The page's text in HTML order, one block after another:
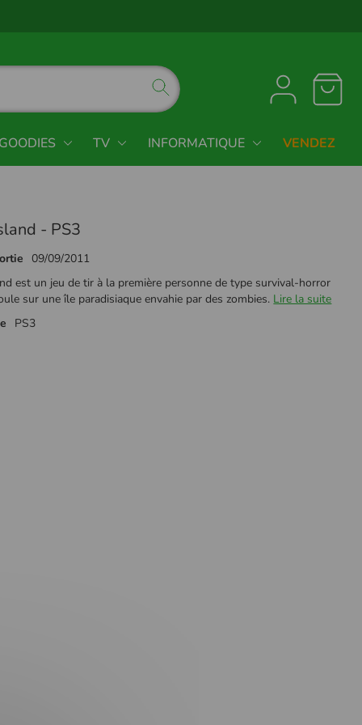
TV INFORMATIQUE VENDEZ
- PS3
09/09/2011
est un jeu de tir à la première personne de type survival-horror
sur une île paradisiaque envahie par des zombies. Lire la suite
PS3